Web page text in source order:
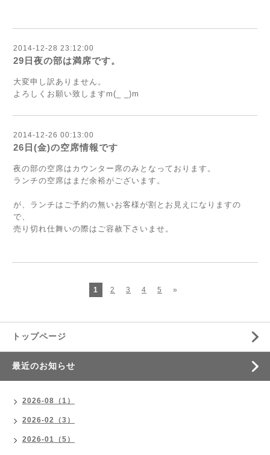
2014-12-28 23:12:00
29日夜の部は満席です。
大変申し訳ありません。
よろしくお願い致しますm(_ _)m
2014-12-26 00:13:00
26日(金)の空席情報です
夜の部の空席はカウンター席のみとなっております。
ランチの空席はまだ余裕がございます。
が、ランチはご予約の無いお客様が割とお見えになりますの
で、
売り切れ仕舞いの際はご容赦下さいませ。
1 2 3 4 5 »
トップページ
最近のお知らせ
2026-08（1）
2026-02（3）
2026-01（5）